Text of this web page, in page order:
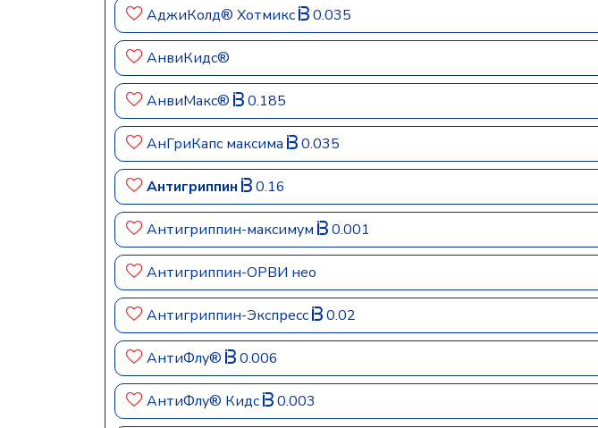
АджиКолд® Хотмикс 0.035
АнвиКидс®
АнвиМакс® 0.185
АнГриКапс максима 0.035
Антигриппин 0.16
Антигриппин-максимум 0.001
Антигриппин-ОРВИ нео
Антигриппин-Экспресс 0.02
АнтиФлу® 0.006
АнтиФлу® Кидс 0.003